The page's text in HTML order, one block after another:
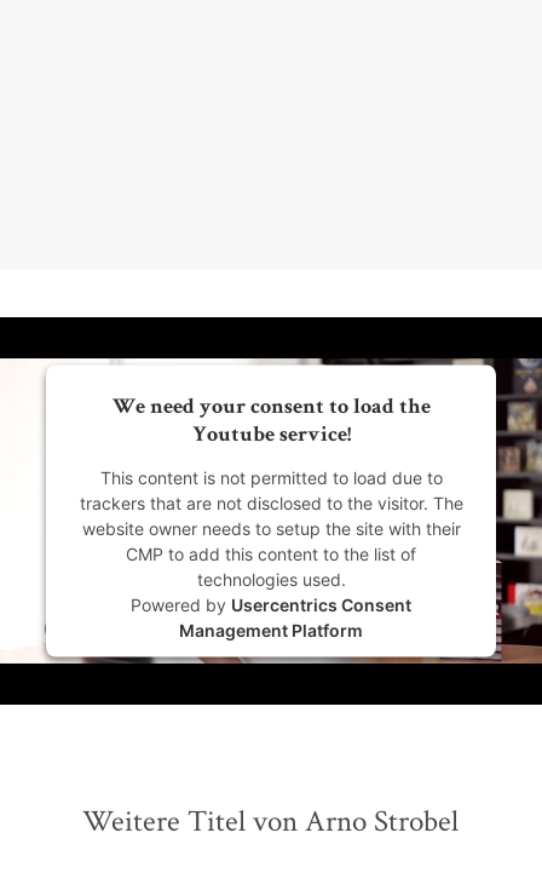
We need your consent to load the
Youtube service!
This content is not permitted to load due to
trackers that are not disclosed to the visitor. The
website owner needs to setup the site with their
CMP to add this content to the list of
technologies used.
Powered by Usercentrics Consent
Management Platform
Weitere Titel von Arno Strobel